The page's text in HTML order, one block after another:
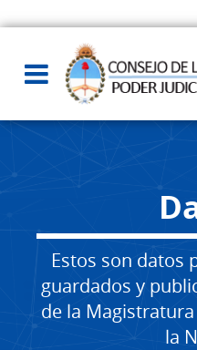
Estos son datos
guardados y
de la
la